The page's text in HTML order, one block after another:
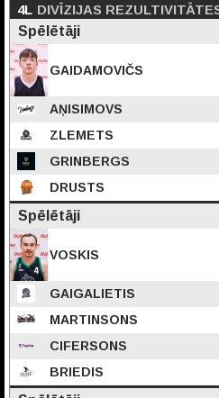
4L DIVĪZIJAS
Spēlētāji
GAIDAMOVIČS
AŅISIMOVS
ZLEMETS
GRINBERGS
DRUSTS
Spēlētāji
VOSKIS
GAIGALIETIS
MARTINSONS
CIFERSONS
BRIEDIS